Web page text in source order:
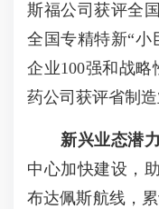
斯福公司获评全
全国专精特新“小
企业100强和战略
药公司获评省制造
新兴业态潜
中心加快建设，
布达佩斯航线，